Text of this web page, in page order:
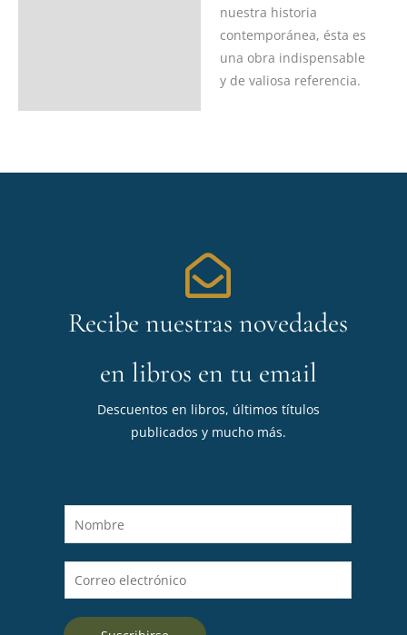
nuestra historia
contemporánea, ésta es
una obra indispensable
y de valiosa referencia.
Recibe nuestras novedades
en libros en tu email
Descuentos en libros, últimos títulos
publicados y mucho más.
o
m
e
o